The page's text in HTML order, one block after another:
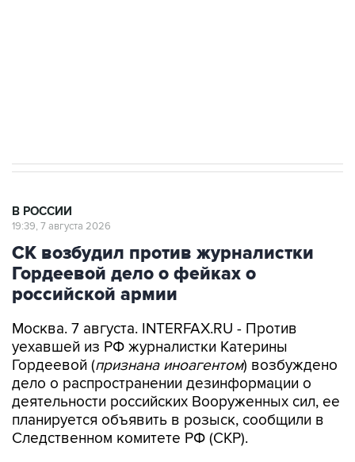
В РОССИИ
19:39, 7 августа 2026
СК возбудил против журналистки
Гордеевой дело о фейках о
российской армии
Москва. 7 августа. INTERFAX.RU - Против
уехавшей из РФ журналистки Катерины
Гордеевой (признана иноагентом) возбуждено
дело о распространении дезинформации о
деятельности российских Вооруженных сил, ее
планируется объявить в розыск, сообщили в
Следственном комитете РФ (СКР).